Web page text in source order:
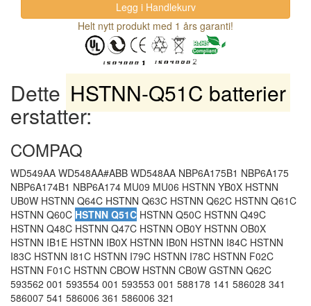
Helt nytt produkt med 1 års garanti!
Dette HSTNN-Q51C batterier
erstatter:
COMPAQ
WD549AA WD548AA#ABB WD548AA NBP6A175B1 NBP6A175
NBP6A174B1 NBP6A174 MU09 MU06 HSTNN YB0X HSTNN
UB0W HSTNN Q64C HSTNN Q63C HSTNN Q62C HSTNN Q61C
HSTNN Q60C HSTNN Q51C HSTNN Q50C HSTNN Q49C
HSTNN Q48C HSTNN Q47C HSTNN OB0Y HSTNN OB0X
HSTNN IB1E HSTNN IB0X HSTNN IB0N HSTNN I84C HSTNN
I83C HSTNN I81C HSTNN I79C HSTNN I78C HSTNN F02C
HSTNN F01C HSTNN CBOW HSTNN CB0W GSTNN Q62C
593562 001 593554 001 593553 001 588178 141 586028 341
586007 541 586006 361 586006 321